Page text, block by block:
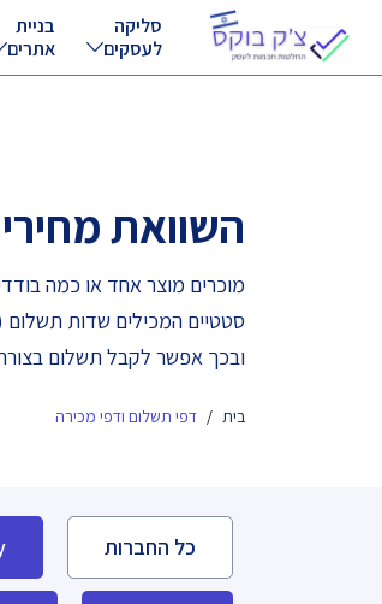
סליקה
לעסקים
בניית
אתרים
השוואת
מוכרים מוצר אחד או כמה
סטטיים המכילים שדות תשלום
ובכך אפשר לקבל תשלום
בית דפי תשלום ודפי מכירה
כל החברות